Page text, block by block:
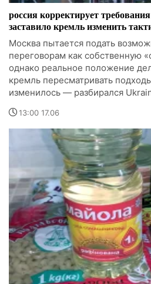
россия корректирует
заставило кремль изменить
Москва пытается подать
переговорам как собственную
однако реальное положение
кремль пересматривать
изменилось — разбирался
13:00 17.06